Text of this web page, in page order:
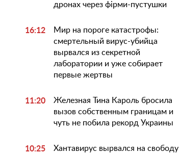
дронах через фірми-пустушки
16:12
Мир на пороге катастрофы:
смертельный вирус-убийца
вырвался из секретной
лаборатории и уже собирает
первые жертвы
11:20
Железная Тина Кароль бросила
вызов собственным границам и
чуть не побила рекорд Украины
10:25
Хантавирус вырвался на свободу